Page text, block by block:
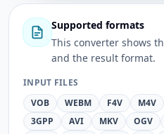
Supported formats
This converter shows
and the result format.
INPUT FILES
VOB
WEBM F4V M4V
3GPP
AVI MKV OGV